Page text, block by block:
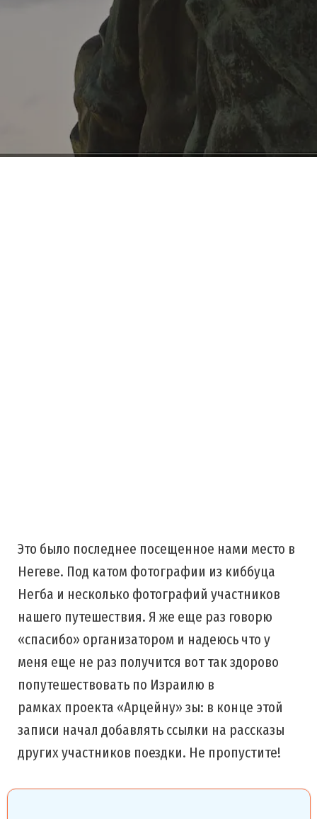
Это было последнее посещенное нами место в
Негеве. Под катом фотографии из киббуца
Негба и несколько фотографий участников
нашего путешествия. Я же еще раз говорю
«спасибо» организатором и надеюсь что у
меня еще не раз получится вот так здорово
попутешествовать по Израилю в
рамках проекта «Арцейну» зы: в конце этой
записи начал добавлять ссылки на рассказы
других участников поездки. Не пропустите!